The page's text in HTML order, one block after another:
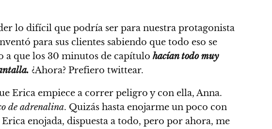
lo difícil que podría ser para nuestra protagonista
para sus clientes sabiendo que todo eso se
a que los 30 minutos de capítulohacían todo muy
¿Ahora? Prefiero twittear.
Erica empiece a correr peligro y con ella, Anna.
de adrenalina. Quizás hasta enojarme un poco con
enojada, dispuesta a todo, pero por ahora, me